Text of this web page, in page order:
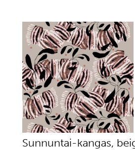
Sunnuntai-kangas,